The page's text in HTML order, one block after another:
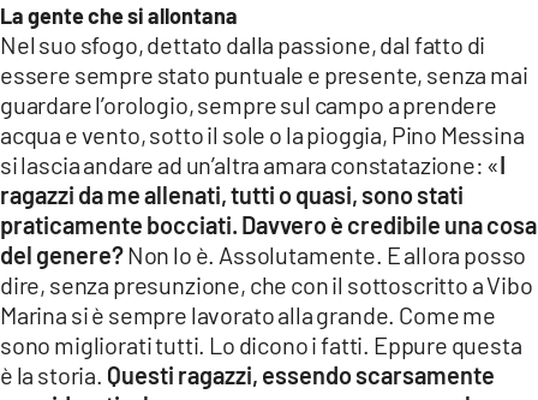
La gente che si allontana
Nel suo sfogo, dettato dalla passione, dal fatto di
essere sempre stato puntuale e presente, senza mai
guardare l’orologio, sempre sul campo a prendere
acqua e vento, sotto il sole o la pioggia, Pino Messina
si lascia andare ad un’altra amara constatazione: «I
ragazzi da me allenati, tutti o quasi, sono stati
praticamente bocciati. Davvero è credibile una cosa
del genere?Non lo è. Assolutamente. E allora posso
dire, senza presunzione, che con il sottoscritto a Vibo
Marina si è sempre lavorato alla grande. Come me
sono migliorati tutti. Lo dicono i fatti. Eppure questa
è la storia. Questi ragazzi, essendo scarsamente